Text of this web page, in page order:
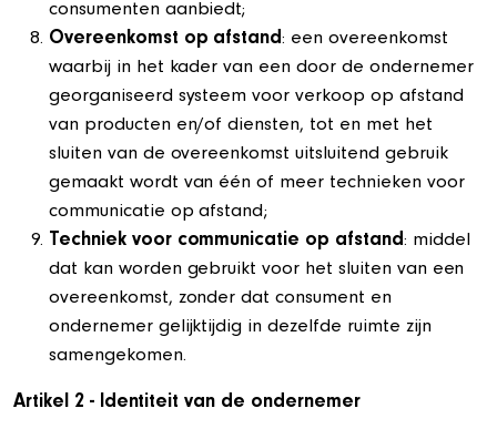
consumenten aanbiedt;
Overeenkomst op afstand: een overeenkomst
waarbij in het kader van een door de ondernemer
georganiseerd systeem voor verkoop op afstand
van producten en/of diensten, tot en met het
sluiten van de overeenkomst uitsluitend gebruik
gemaakt wordt van één of meer technieken voor
communicatie op afstand;
Techniek voor communicatie op afstand: middel
dat kan worden gebruikt voor het sluiten van een
overeenkomst, zonder dat consument en
ondernemer gelijktijdig in dezelfde ruimte zijn
samengekomen.
Artikel 2 - Identiteit van de ondernemer